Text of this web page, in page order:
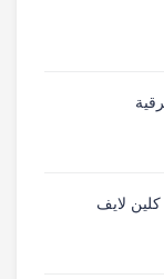
لايف